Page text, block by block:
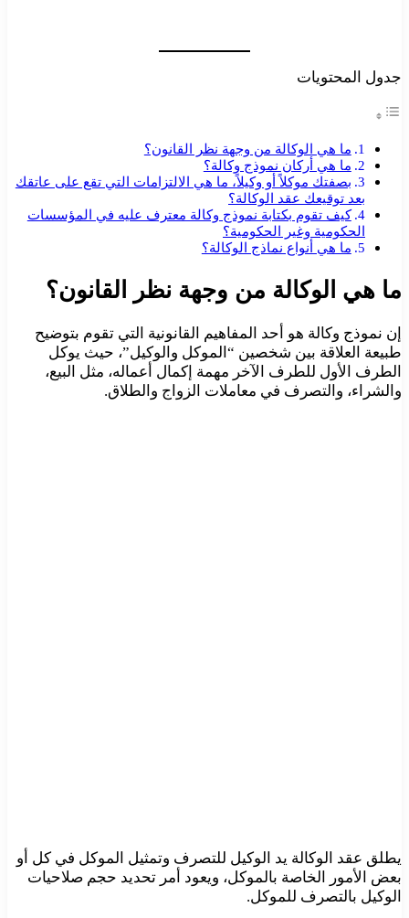
جدول المحتويات
ما هي الوكالة من وجهة نظر القانون؟
ما هي أركان نموذج وكالة؟
بصفتك موكلاً أو وكيلاً، ما هي الالتزامات التي تقع على عاتقك
بعد توقيعك عقد الوكالة؟
كيف تقوم بكتابة نموذج وكالة معترف عليه في المؤسسات
الحكومية وغير الحكومية؟
ما هي أنواع نماذج الوكالة؟
ما هي الوكالة من وجهة نظر القانون؟
إن نموذج وكالة هو أحد المفاهيم القانونية التي تقوم بتوضيح
طبيعة العلاقة بين شخصين “الموكل والوكيل”، حيث يوكل
الطرف الأول للطرف الآخر مهمة إكمال أعماله، مثل البيع،
والشراء، والتصرف في معاملات الزواج والطلاق.
يطلق عقد الوكالة يد الوكيل للتصرف وتمثيل الموكل في كل أو
بعض الأمور الخاصة بالموكل، ويعود أمر تحديد حجم صلاحيات
الوكيل بالتصرف للموكل.